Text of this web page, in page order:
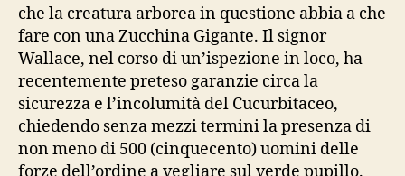
che la creatura arborea in questione abbia a che
fare con una Zucchina Gigante. Il signor
Wallace, nel corso di un’ispezione in loco, ha
recentemente preteso garanzie circa la
sicurezza e l’incolumità del Cucurbitaceo,
chiedendo senza mezzi termini la presenza di
non meno di 500 (cinquecento) uomini delle
forze dell’ordine a vegliare sul verde pupillo.